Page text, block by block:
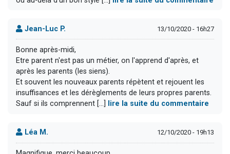
Jean-Luc P. 13/10/2020 - 16h27
Bonne après-midi,
Etre parent n'est pas un métier, on l'apprend d'après, et
après les parents (les siens).
Et souvent les nouveaux parents répètent et rejouent les
insuffisances et les dérèglements de leurs propres parents.
Sauf si ils comprennent [...]
lire la suite du commentaire
Léa M. 12/10/2020 - 19h13